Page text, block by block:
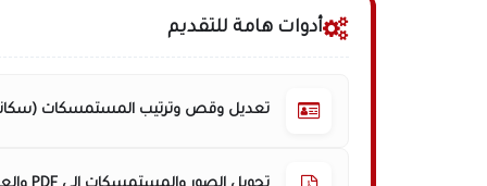
أدوات هامة للتقديم
تعديل وقص وترتيب المستمسكات